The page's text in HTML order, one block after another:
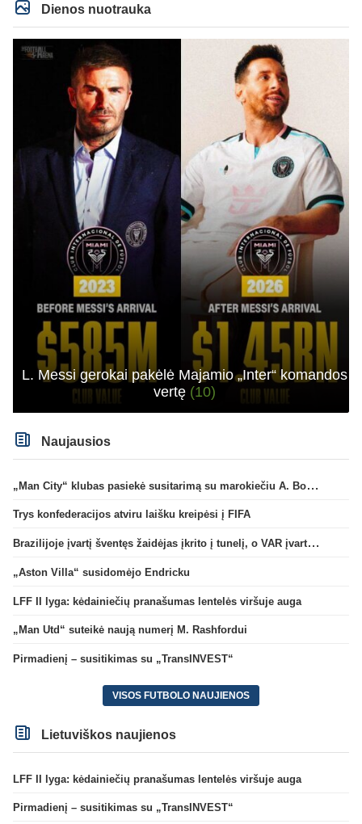
čia apie save balvone prirašei. Gėda man už tave. Toks iš retesnių bukumo
esi čia.Dienos nuotrauka
L. Messi gerokai pakėlė Majamio „Inter“ komandos
vertę (10)
Naujausios
„Man City“ klubas pasiekė susitarimą su marokiečiu A. Bouaddi
Trys konfederacijos atviru laišku kreipėsi į FIFA
Brazilijoje įvartį šventęs žaidėjas įkrito į tunelį, o VAR įvartį atšaukė
„Aston Villa“ susidomėjo Endricku
LFF II lyga: kėdainiečių pranašumas lentelės viršuje auga
„Man Utd“ suteikė naują numerį M. Rashfordui
Pirmadienį – susitikimas su „TransINVEST“
VISOS FUTBOLO NAUJIENOS
Lietuviškos naujienos
LFF II lyga: kėdainiečių pranašumas lentelės viršuje auga
Pirmadienį – susitikimas su „TransINVEST“